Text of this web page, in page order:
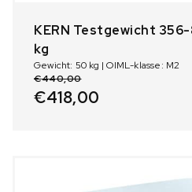
KERN Testgewicht
kg
Gewicht: 50 kg | OIML-klasse: M2
€440,00
€418,00